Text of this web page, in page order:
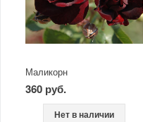
Маликорн
360 руб.
Нет в наличии